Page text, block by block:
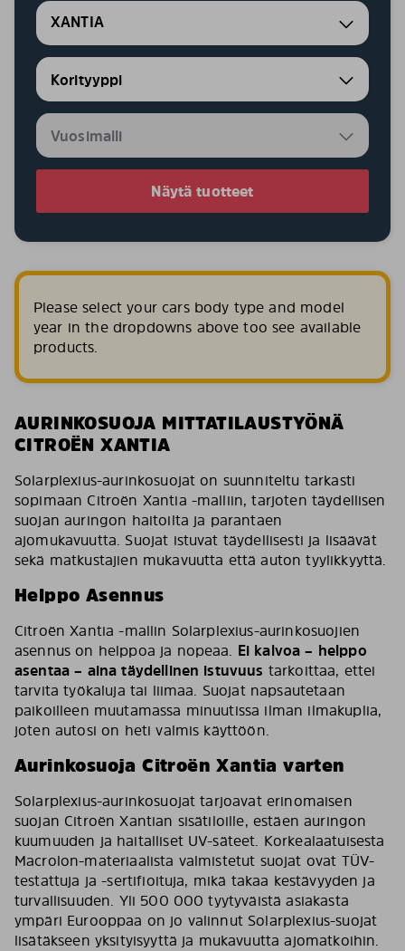
XANTIA
Näytä tuotteet
Please select your cars body type and model
year in the dropdowns above too see available
products.
AURINKOSUOJA MITTATILAUSTYÖNÄ
CITROËN XANTIA
Solarplexius-aurinkosuojat on suunniteltu tarkasti
sopimaan Citroën Xantia -malliin, tarjoten täydellisen
suojan auringon haitoilta ja parantaen
ajomukavuutta. Suojat istuvat täydellisesti ja lisäävät
sekä matkustajien mukavuutta että auton tyylikkyyttä.
Helppo Asennus
Citroën Xantia -mallin Solarplexius-aurinkosuojien
asennus on helppoa ja nopeaa. Ei kalvoa – helppo
asentaa – aina täydellinen istuvuus tarkoittaa, ettei
tarvita työkaluja tai liimaa. Suojat napsautetaan
paikoilleen muutamassa minuutissa ilman ilmakuplia,
joten autosi on heti valmis käyttöön.
Aurinkosuoja Citroën Xantia varten
Solarplexius-aurinkosuojat tarjoavat erinomaisen
suojan Citroën Xantian sisätiloille, estäen auringon
kuumuuden ja haitalliset UV-säteet. Korkealaatuisesta
Macrolon-materiaalista valmistetut suojat ovat TÜV-
testattuja ja -sertifioituja, mikä takaa kestävyyden ja
turvallisuuden. Yli 500 000 tyytyväistä asiakasta
ympäri Eurooppaa on jo valinnut Solarplexius-suojat
lisätäkseen yksityisyyttä ja mukavuutta ajomatkoihin.